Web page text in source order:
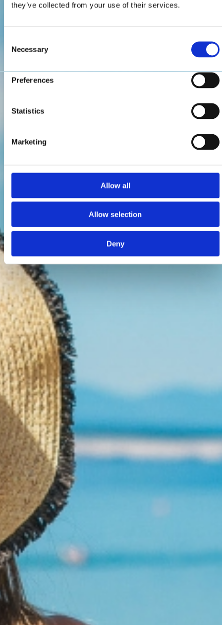
they’ve collected from your use of their services.
Selection
Necessary
Preferences
Statistics
Marketing
Allow all
Allow selection
Deny